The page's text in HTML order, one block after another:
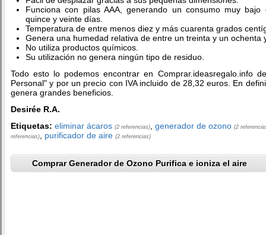
Funciona con pilas AAA, generando un consumo muy
quince y veinte días.
Temperatura de entre menos diez y más cuarenta grados
Genera una humedad relativa de entre un treinta y un ochenta
No utiliza productos químicos.
Su utilización no genera ningún tipo de residuo.
Todo esto lo podemos encontrar en Comprar.ideasregalo.info
Personal" y por un precio con IVA incluido de 28,32 euros. En
genera grandes beneficios.
Desirée R.A.
Etiquetas: eliminar ácaros (2 referencias) generador de ozono (2
referencias)
purificador de aire (2 referencias)
Comprar Generador de Ozono Purifica e ioniza el aire